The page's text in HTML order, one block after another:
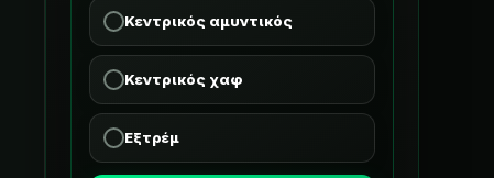
Κεντρικός αμυντικός
Κεντρικός χαφ
Εξτρέμ